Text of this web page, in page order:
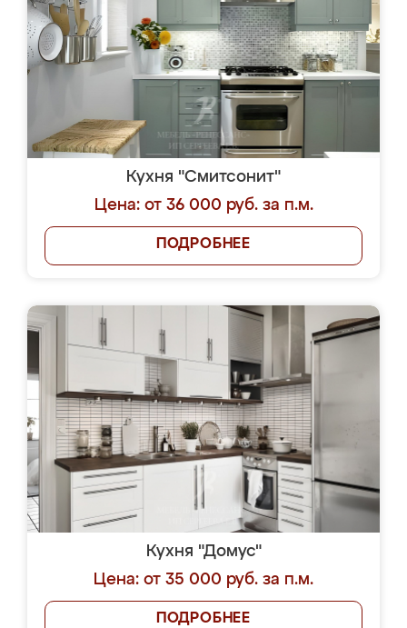
Кухня "Смитсонит"
Цена: от 36 000 руб. за п.м.
ПОДРОБНЕЕ
Кухня "Домус"
Цена: от 35 000 руб. за п.м.
ПОДРОБНЕЕ